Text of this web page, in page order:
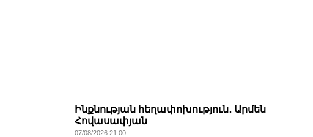
Ինքնության հեղափոխություն․ Արմեն
Հովասափյան
07/08/2026 21:00